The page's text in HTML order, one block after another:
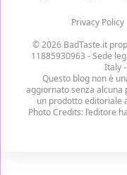
Privacy Policy
© 2026 BadTaste.it
11885930963 - Sede
Italy -
Questo blog non è
aggiornato senza
un prodotto editoriale
Photo Credits: l’editore